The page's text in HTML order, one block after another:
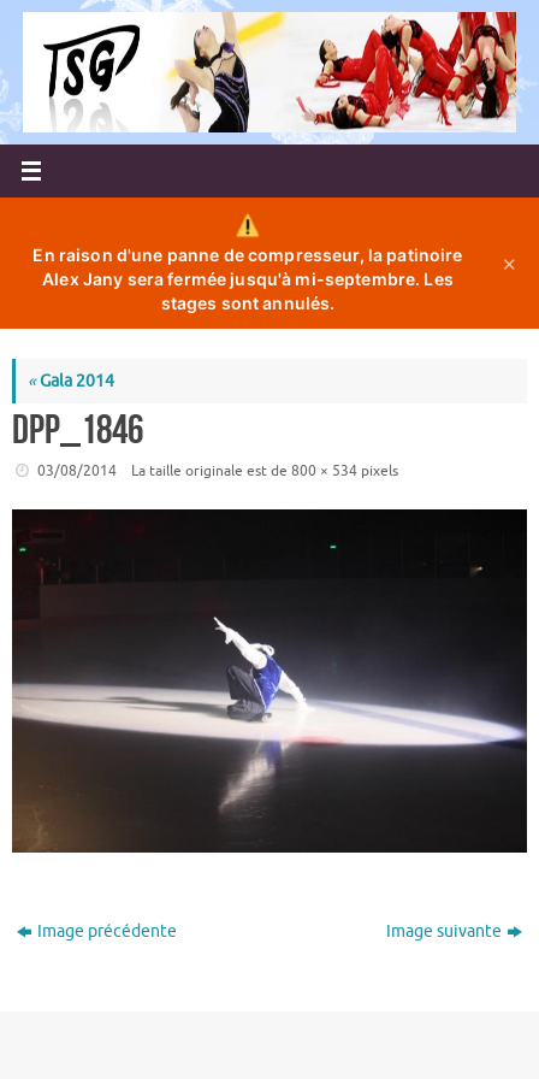
Passer
contenu
En raison d'une panne de compresseur, la patinoire
Alex Jany sera fermée jusqu'à mi-septembre. Les
stages sont annulés.
✕
«Gala 2014
DPP_1846
03/08/2014 La taille originale est de 800 × 534pixels
Image précédente Image suivante